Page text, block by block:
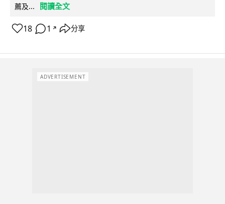
薦及...
閱讀全文
18 1 ↗ 分享
ADVERTISEMENT